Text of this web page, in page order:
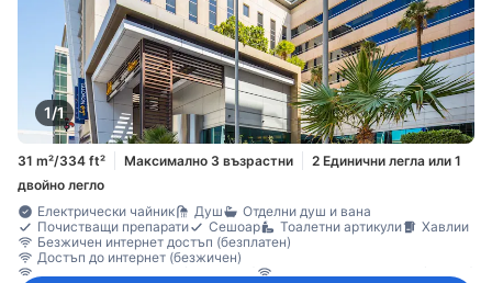
1/1
31 m²/334 ft² Максимално 3 възрастни
2 Единични легла или 1
двойно легло
Електрически чайник
Душ
Отделни душ и вана
Почистващи препарати
Сешоар Тоалетни артикули
Хавлии
Безжичен интернет достъп (безплатен)
Достъп до интернет (безжичен)
ЛАН Интернет достъп (безплатен)
ЛАН Интернет достъп (платен)